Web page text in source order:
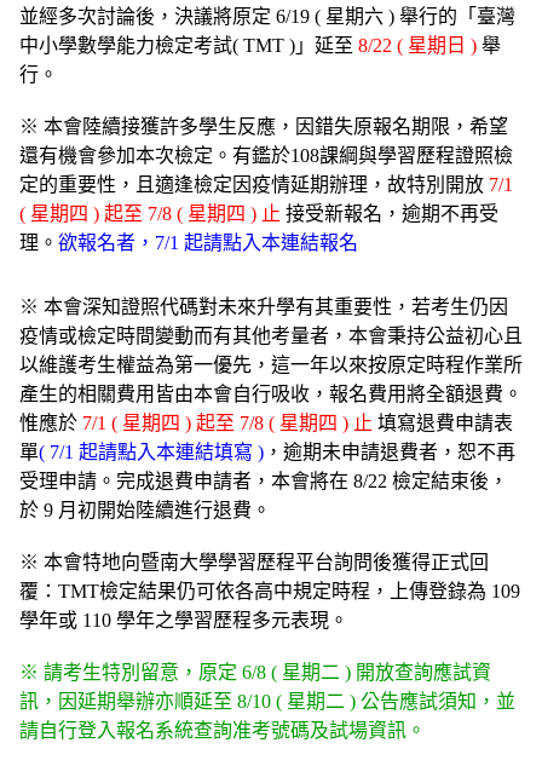
並經多次討論後，決議將原定 6/19 ( 星期六 ) 舉行的「臺灣
中小學數學能力檢定考試( TMT )」延至 8/22 ( 星期日 ) 舉
行。
※ 本會陸續接獲許多學生反應，因錯失原報名期限，希望
還有機會參加本次檢定。有鑑於108課綱與學習歷程證照檢
定的重要性，且適逢檢定因疫情延期辦理，故特別開放 7/1
( 星期四 ) 起至 7/8 ( 星期四 ) 止 接受新報名，逾期不再受
理。 欲報名者，7/1 起請點入本連結報名
※ 本會深知證照代碼對未來升學有其重要性，若考生仍因
疫情或檢定時間變動而有其他考量者，本會秉持公益初心且
以維護考生權益為第一優先，這一年以來按原定時程作業所
產生的相關費用皆由本會自行吸收，報名費用將全額退費。
惟應於 7/1 ( 星期四 ) 起至 7/8 ( 星期四 ) 止 填寫退費申請表
單( 7/1 起請點入本連結填寫 ) ，逾期未申請退費者，恕不再
受理申請。完成退費申請者，本會將在 8/22 檢定結束後，
於 9 月初開始陸續進行退費。
※ 本會特地向暨南大學學習歷程平台詢問後獲得正式回
覆：TMT檢定結果仍可依各高中規定時程，上傳登錄為 109
學年或 110 學年之學習歷程多元表現。
※ 請考生特別留意，原定 6/8 ( 星期二 ) 開放查詢應試資
訊，因延期舉辦亦順延至 8/10 ( 星期二 ) 公告應試須知，並
請自行登入報名系統查詢准考號碼及試場資訊。